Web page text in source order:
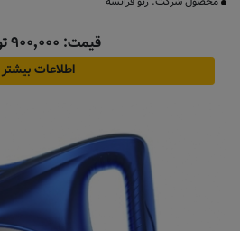
قیمت: ۹۰۰٬۰۰۰ تومان
اطلاعات بیشتر